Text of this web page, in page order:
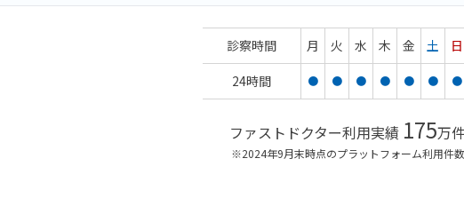
診察時間 月 火 水 木 金 土
日
24時間
● ● ● ● ● ● ●
ファストドクター利用実績 175万
※2024年9月末時点のプラットフォーム利用件数